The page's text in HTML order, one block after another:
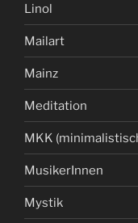
Linol
Mailart
Mainz
Meditation
MKK
MusikerInnen
Mystik